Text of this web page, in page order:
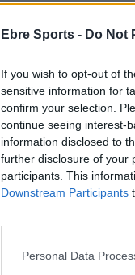
Ebre Sports - Do Not
If you wish to opt-out of
sensitive information for
confirm your selection.
continue seeing interest-
information disclosed to
further disclosure of your
participants. This
Downstream Participants
Personal Data
pel canal
les Arts, reconegut
en una
deu.
Comité Olímpic
delegat de
Ibèrica, a més
Gerard
els guardons.